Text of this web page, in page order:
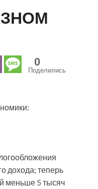
0
Поделились
дохода; теперь
меньше 5 тысяч